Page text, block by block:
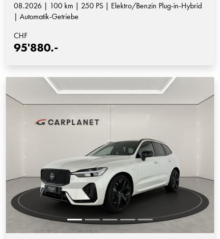
08.2026 | 100 km | 250 PS | Elektro/Benzin Plug-in-Hybrid
| Automatik-Getriebe
CHF
95'880.-